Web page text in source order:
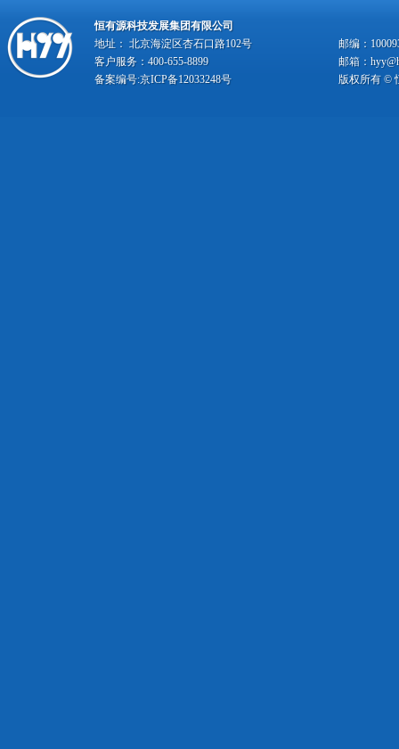
恒有源科技发展集团有限公司
地址： 北京海淀区杏石口路102号
邮编：
客户服务：400-655-8899
邮箱：
备案编号:京ICP备12033248号 版权所有 ©